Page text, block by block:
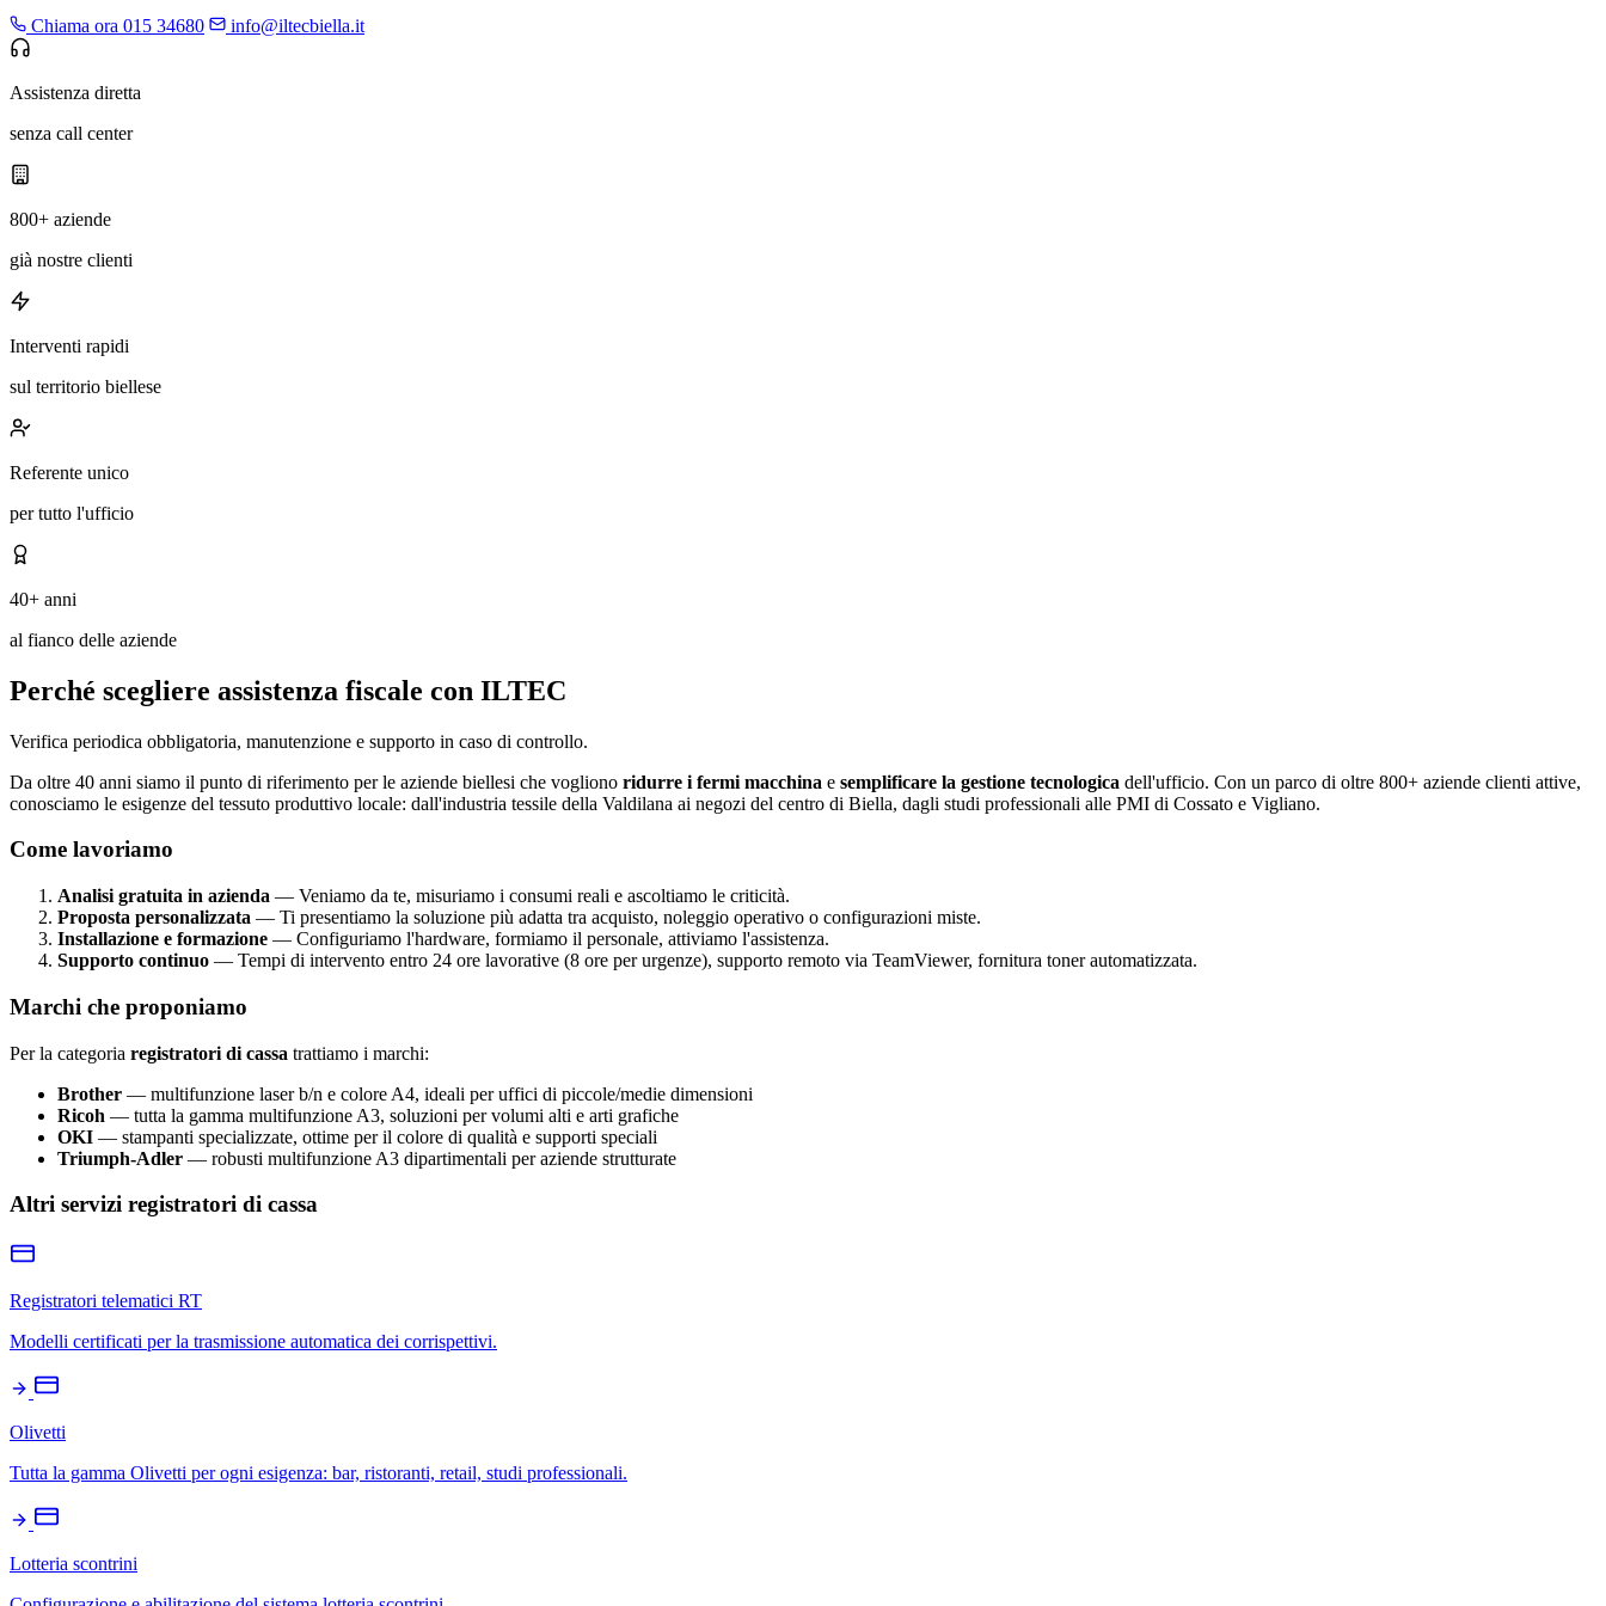
Chiama ora 015 34680
info@iltecbiella.it
Assistenza diretta
senza call center
800+ aziende
già nostre clienti
Interventi rapidi
sul territorio biellese
Referente unico
per tutto l'ufficio
40+ anni
al fianco delle aziende
Perché scegliere assistenza fiscale con ILTEC
Verifica periodica obbligatoria, manutenzione e supporto in caso di controllo.
Da oltre 40 anni siamo il punto di riferimento per le aziende biellesi che vogliono ridurre i fermi macchina e semplificare la gestione tecnologica dell'ufficio. Con un parco di oltre 800+ aziende clienti attive,
conosciamo le esigenze del tessuto produttivo locale: dall'industria tessile della Valdilana ai negozi del centro di Biella, dagli studi professionali alle PMI di Cossato e Vigliano.
Come lavoriamo
Analisi gratuita in azienda — Veniamo da te, misuriamo i consumi reali e ascoltiamo le criticità.
Proposta personalizzata — Ti presentiamo la soluzione più adatta tra acquisto, noleggio operativo o configurazioni miste.
Installazione e formazione — Configuriamo l'hardware, formiamo il personale, attiviamo l'assistenza.
Supporto continuo — Tempi di intervento entro 24 ore lavorative (8 ore per urgenze), supporto remoto via TeamViewer, fornitura toner automatizzata.
Marchi che proponiamo
Per la categoria registratori di cassa trattiamo i marchi:
Brother — multifunzione laser b/n e colore A4, ideali per uffici di piccole/medie dimensioni
Ricoh — tutta la gamma multifunzione A3, soluzioni per volumi alti e arti grafiche
OKI — stampanti specializzate, ottime per il colore di qualità e supporti speciali
Triumph-Adler — robusti multifunzione A3 dipartimentali per aziende strutturate
Altri servizi registratori di cassa
Registratori telematici RT
Modelli certificati per la trasmissione automatica dei corrispettivi.
Olivetti
Tutta la gamma Olivetti per ogni esigenza: bar, ristoranti, retail, studi professionali.
Lotteria scontrini